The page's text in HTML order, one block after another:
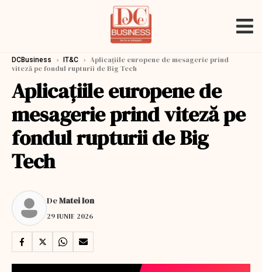
DCBusiness › IT&C › Aplicațiile europene de mesagerie prind
viteză pe fondul rupturii de Big Tech
Aplicațiile europene de
mesagerie prind viteză pe
fondul rupturii de Big
Tech
DeMatei Ion
29 IUNIE 2026